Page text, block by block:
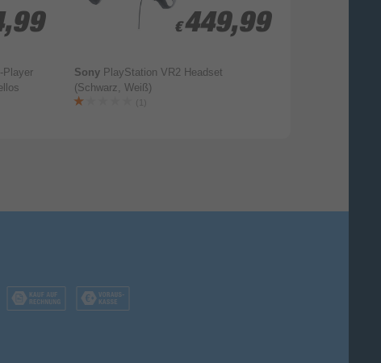
Player
€ 449,99
€ 449,99
Sony PlayStation VR2 Headset
(Schwarz, Weiß)
(1)